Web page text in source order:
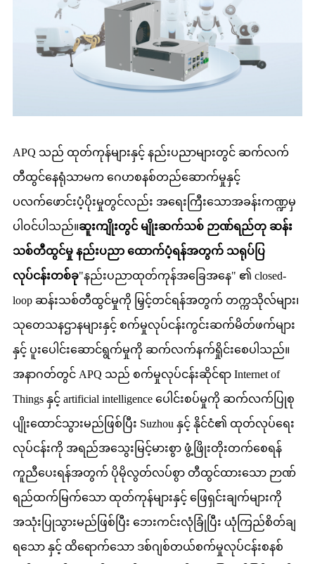
APQ သည် ထုတ်ကုန်များနှင့် နည်းပညာများတွင် ဆက်လက်
တီထွင်နေရုံသာမက ဂေဟစနစ်တည်ဆောက်မှုနှင့်
ပလက်ဖောင်းပံ့ပိုးမှုတွင်လည်း အရေးကြီးသောအခန်းကဏ္ဍမှ
ပါဝင်ပါသည်။ဆူးကျိုးတွင် မျိုးဆက်သစ် ဉာဏ်ရည်တု ဆန်း
သစ်တီထွင်မှု နည်းပညာ ထောက်ပံ့ရန်အတွက် သရုပ်ပြ
လုပ်ငန်းတစ်ခု"နည်းပညာထုတ်ကုန်အခြေအနေ" ၏ closed-
loop ဆန်းသစ်တီထွင်မှုကို မြှင့်တင်ရန်အတွက် တက္ကသိုလ်များ၊
သုတေသနဌာနများနှင့် စက်မှုလုပ်ငန်းကွင်းဆက်မိတ်ဖက်များ
နှင့် ပူးပေါင်းဆောင်ရွက်မှုကို ဆက်လက်နက်ရှိုင်းစေပါသည်။
အနာဂတ်တွင် APQ သည် စက်မှုလုပ်ငန်းဆိုင်ရာ Internet of
Things နှင့် artificial intelligence ပေါင်းစပ်မှုကို ဆက်လက်ပြုစု
ပျိုးထောင်သွားမည်ဖြစ်ပြီး Suzhou နှင့် နိုင်ငံ၏ ထုတ်လုပ်ရေး
လုပ်ငန်းကို အရည်အသွေးမြင့်မားစွာ ဖွံ့ဖြိုးတိုးတက်စေရန်
ကူညီပေးရန်အတွက် ပိုမိုလွတ်လပ်စွာ တီထွင်ထားသော ဉာဏ်
ရည်ထက်မြက်သော ထုတ်ကုန်များနှင့် ဖြေရှင်းချက်များကို
အသုံးပြုသွားမည်ဖြစ်ပြီး ဘေးကင်းလုံခြုံပြီး ယုံကြည်စိတ်ချ
ရသော နှင့် ထိရောက်သော ဒစ်ဂျစ်တယ်စက်မှုလုပ်ငန်းစနစ်